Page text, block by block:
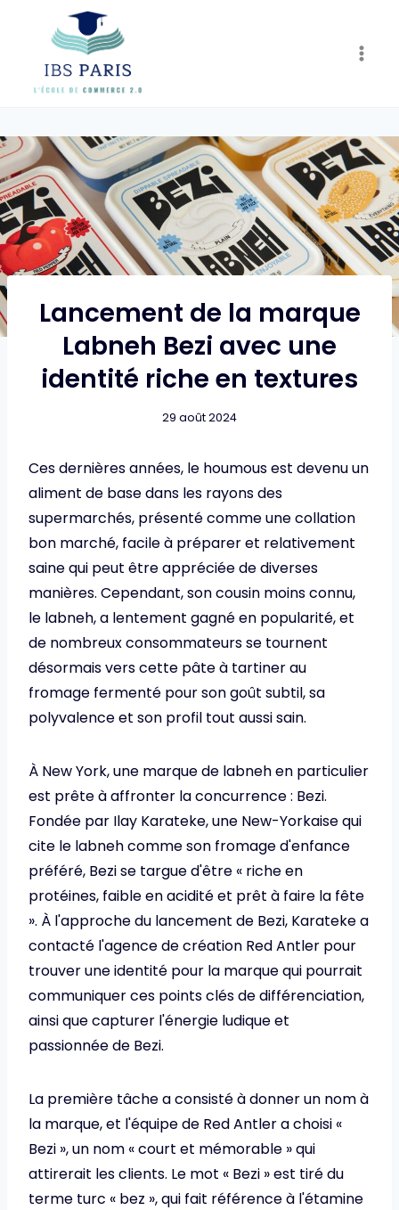
content
Lancement de la marque
Labneh Bezi avec une
identité riche en textures
29 août 2024
Ces dernières années, le houmous est devenu un
aliment de base dans les rayons des
supermarchés, présenté comme une collation
bon marché, facile à préparer et relativement
saine qui peut être appréciée de diverses
manières. Cependant, son cousin moins connu,
le labneh, a lentement gagné en popularité, et
de nombreux consommateurs se tournent
désormais vers cette pâte à tartiner au
fromage fermenté pour son goût subtil, sa
polyvalence et son profil tout aussi sain.
À New York, une marque de labneh en particulier
est prête à affronter la concurrence : Bezi.
Fondée par Ilay Karateke, une New-Yorkaise qui
cite le labneh comme son fromage d'enfance
préféré, Bezi se targue d'être « riche en
protéines, faible en acidité et prêt à faire la fête
». À l'approche du lancement de Bezi, Karateke a
contacté l'agence de création Red Antler pour
trouver une identité pour la marque qui pourrait
communiquer ces points clés de différenciation,
ainsi que capturer l'énergie ludique et
passionnée de Bezi.
La première tâche a consisté à donner un nom à
la marque, et l'équipe de Red Antler a choisi «
Bezi », un nom « court et mémorable » qui
attirerait les clients. Le mot « Bezi » est tiré du
terme turc « bez », qui fait référence à l'étamine